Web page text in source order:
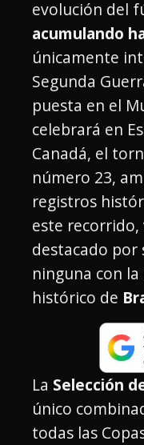
evolución del
acumulando
únicamente
Segunda
puesta en el
celebrará en
Canadá, el
número 23,
registros
este recorrido,
destacado por
ninguna con
histórico de
La Selección
único
todas las